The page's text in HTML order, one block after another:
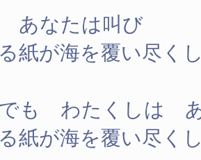
あなたは叫び
る紙が海を覆い尽く
も わたくしは
る紙が海を覆い尽く